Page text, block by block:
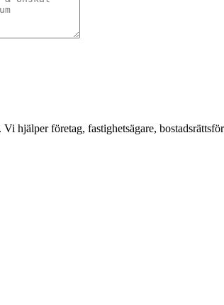
hjälper företag, fastighetsägare,